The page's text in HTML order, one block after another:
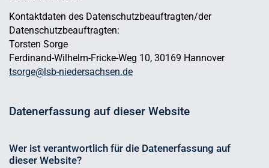
Kontaktdaten des Datenschutzbeauftragten/der
Datenschutzbeauftragten:
Torsten Sorge
Ferdinand-Wilhelm-Fricke-Weg 10, 30169 Hannover
tsorge@lsb-niedersachsen.de
Datenerfassung auf dieser Website
Wer ist verantwortlich für die Datenerfassung auf
dieser Website?